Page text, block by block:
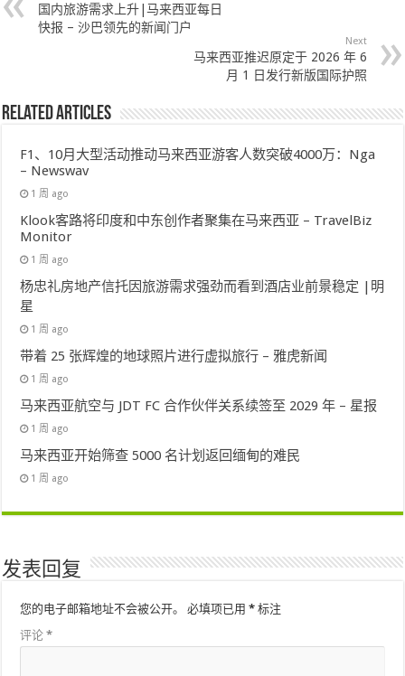
国内旅游需求上升|马来西亚每日
快报 – 沙巴领先的新闻门户
Next
马来西亚推迟原定于 2026 年 6
月 1 日发行新版国际护照
Related Articles
F1、10月大型活动推动马来西亚游客人数突破4000万：Nga
– Newswav
1 周 ago
Klook客路将印度和中东创作者聚集在马来西亚 – TravelBiz
Monitor
1 周 ago
杨忠礼房地产信托因旅游需求强劲而看到酒店业前景稳定 |明
星
1 周 ago
带着 25 张辉煌的地球照片进行虚拟旅行 – 雅虎新闻
1 周 ago
马来西亚航空与 JDT FC 合作伙伴关系续签至 2029 年 – 星报
1 周 ago
马来西亚开始筛查 5000 名计划返回缅甸的难民
1 周 ago
发表回复
您的电子邮箱地址不会被公开。 必填项已用* 标注
评论*